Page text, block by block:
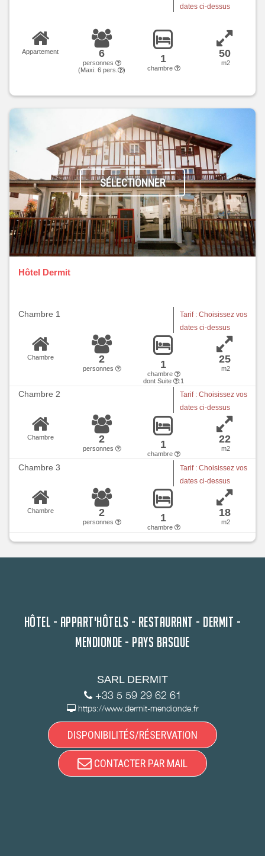
dates ci-dessus
Appartement 6
personnes
(Maxi: 6 pers. )
1
chambre
50
m2
SÉLECTIONNER
Hôtel Dermit
Chambre 1
Tarif : Choisissez vos
dates ci-dessus
Chambre 2
personnes 1
chambre
dont Suite
:1
25
m2
Chambre 2
Tarif : Choisissez vos
dates ci-dessus
Chambre 2
personnes 1
chambre
22
m2
Chambre 3
Tarif : Choisissez vos
dates ci-dessus
Chambre 2
personnes 1
chambre
18
m2
HÔTEL - APPART'HÔTELS - RESTAURANT - DERMIT -
MENDIONDE - PAYS BASQUE
SARL DERMIT
+33 5 59 29 62 61
https://www.dermit-mendionde.fr
DISPONIBILITÉS/RÉSERVATION
CONTACTER PAR MAIL